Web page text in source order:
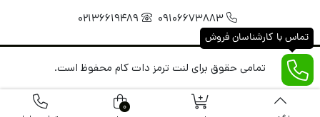
راجب عملکرد ترمزگیری سریع و خوب هم باید خدمتتان عرض کنم با
توجه به تکنولوژی های روز، همچون نانو و مواد اولیه به کار رفته
همچون کربن، فایبر، متال و با توجه به پخت کوره ای مناسب و انجام
آزمایش های فنی متعدد برای
خودرو میتسوبیشی گالانت،
09106673883
02136619489
تمامی حقوق برای لنت ترمز دات کام محفوظ است.
0
تماس با کارشناسان فروش